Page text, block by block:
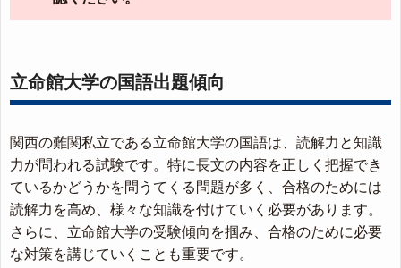
立命館大学の国語出題傾向
関西の難関私立である立命館大学の国語は、読解力と知識
力が問われる試験です。特に長文の内容を正しく把握でき
ているかどうかを問うてくる問題が多く、合格のためには
読解力を高め、様々な知識を付けていく必要があります。
さらに、立命館大学の受験傾向を掴み、合格のために必要
な対策を講じていくことも重要です。